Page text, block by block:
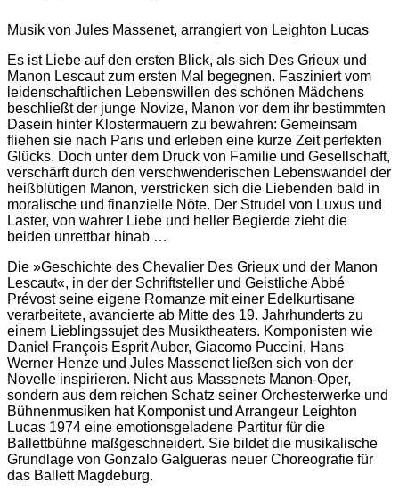
Musik von Jules Massenet, arrangiert von Leighton Lucas
Es ist Liebe auf den ersten Blick, als sich Des Grieux und
Manon Lescaut zum ersten Mal begegnen. Fasziniert vom
leidenschaftlichen Lebenswillen des schönen Mädchens
beschließt der junge Novize, Manon vor dem ihr bestimmten
Dasein hinter Klostermauern zu bewahren: Gemeinsam
fliehen sie nach Paris und erleben eine kurze Zeit perfekten
Glücks. Doch unter dem Druck von Familie und Gesellschaft,
verschärft durch den verschwenderischen Lebenswandel der
heißblütigen Manon, verstricken sich die Liebenden bald in
moralische und finanzielle Nöte. Der Strudel von Luxus und
Laster, von wahrer Liebe und heller Begierde zieht die
beiden unrettbar hinab …
Die »Geschichte des Chevalier Des Grieux und der Manon
Lescaut«, in der der Schriftsteller und Geistliche Abbé
Prévost seine eigene Romanze mit einer Edelkurtisane
verarbeitete, avancierte ab Mitte des 19. Jahrhunderts zu
einem Lieblingssujet des Musiktheaters. Komponisten wie
Daniel François Esprit Auber, Giacomo Puccini, Hans
Werner Henze und Jules Massenet ließen sich von der
Novelle inspirieren. Nicht aus Massenets Manon-Oper,
sondern aus dem reichen Schatz seiner Orchesterwerke und
Bühnenmusiken hat Komponist und Arrangeur Leighton
Lucas 1974 eine emotionsgeladene Partitur für die
Ballettbühne maßgeschneidert. Sie bildet die musikalische
Grundlage von Gonzalo Galgueras neuer Choreografie für
das Ballett Magdeburg.